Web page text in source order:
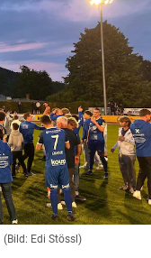
(Bild: Edi Stössl)